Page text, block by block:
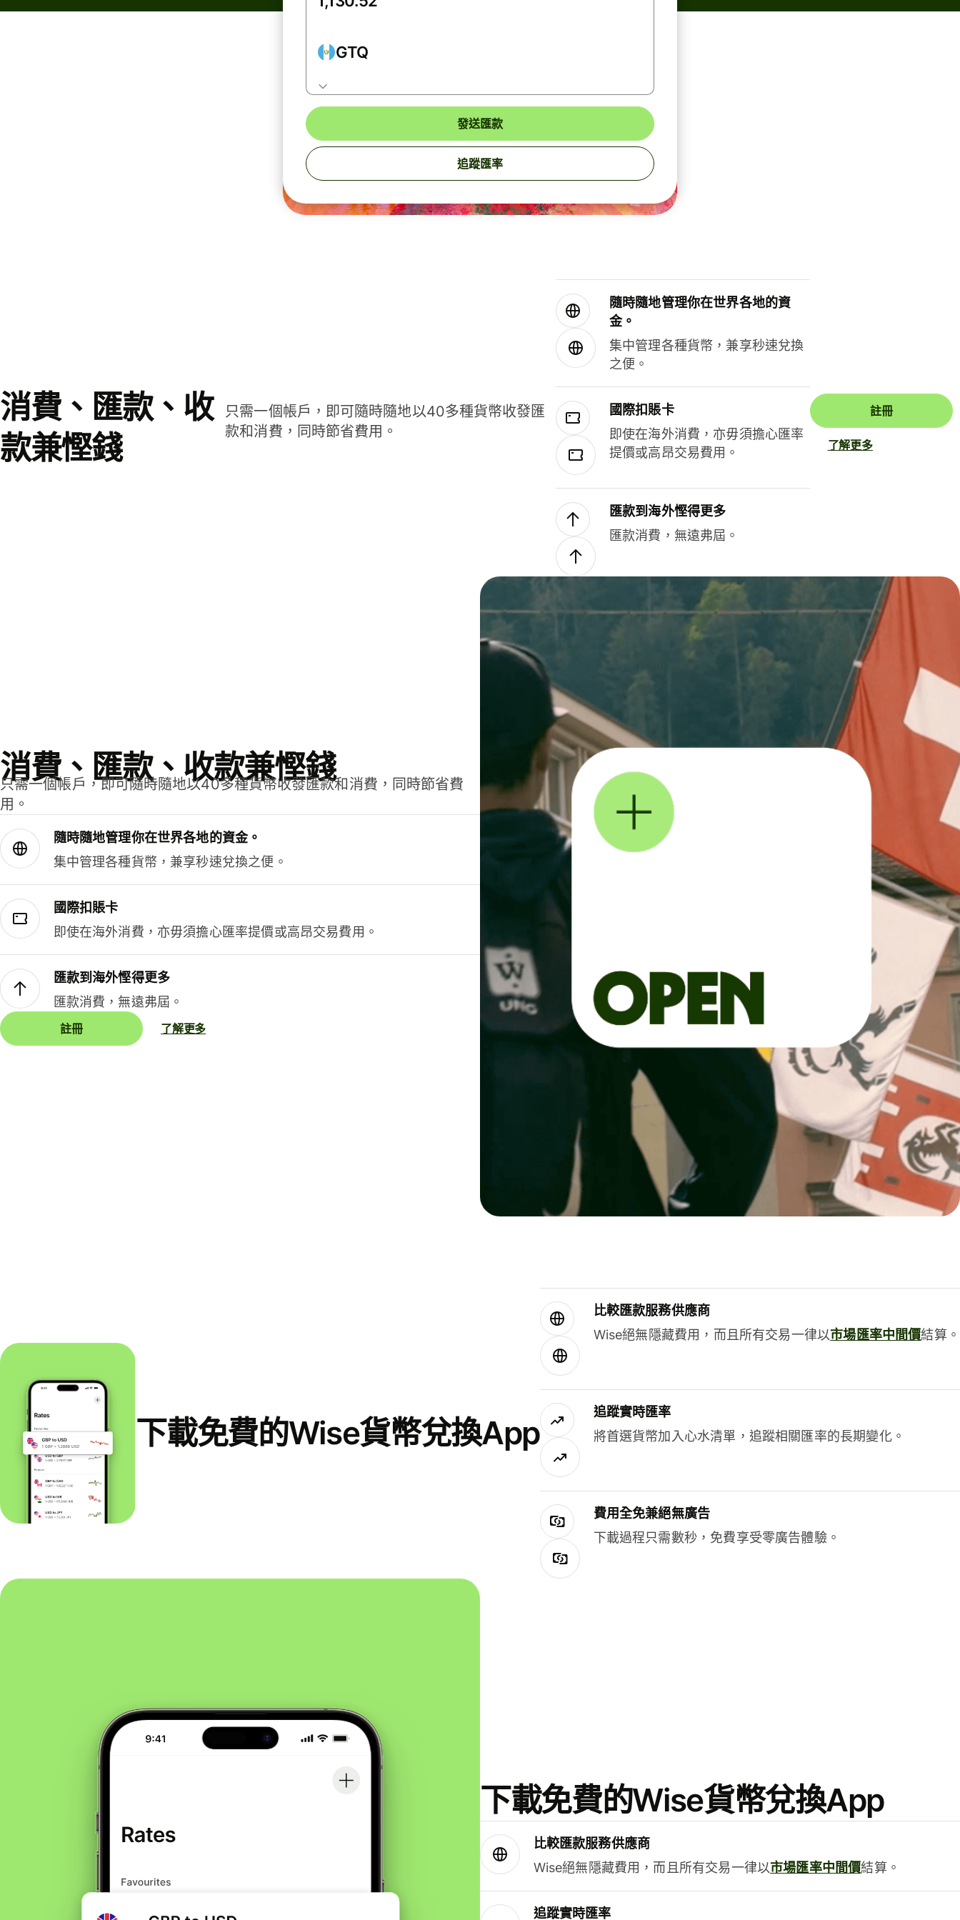
GTQ
發送匯款
追蹤匯率
消費、匯款、收
款兼慳錢
只需一個帳戶，即可隨時隨地以40多種貨幣收發匯
款和消費，同時節省費用。
隨時隨地管理你在世界各地的資
金。
集中管理各種貨幣，兼享秒速兌換
之便。
國際扣賬卡
即使在海外消費，亦毋須擔心匯率
提價或高昂交易費用。
匯款到海外慳得更多
匯款消費，無遠弗屆。
註冊
了解更多
消費、匯款、收款兼慳錢
只需一個帳戶，即可隨時隨地以40多種貨幣收發匯款和消費，同時節省費
用。
隨時隨地管理你在世界各地的資金。
集中管理各種貨幣，兼享秒速兌換之便。
國際扣賬卡
即使在海外消費，亦毋須擔心匯率提價或高昂交易費用。
匯款到海外慳得更多
匯款消費，無遠弗屆。
註冊 了解更多
下載免費的Wise貨幣兌換App
比較匯款服務供應商
Wise絕無隱藏費用，而且所有交易一律以市場匯率中間價結算。
追蹤實時匯率
將首選貨幣加入心水清單，追蹤相關匯率的長期變化。
費用全免兼絕無廣告
下載過程只需數秒，免費享受零廣告體驗。
下載免費的Wise貨幣兌換App
比較匯款服務供應商
Wise絕無隱藏費用，而且所有交易一律以市場匯率中間價結算。
追蹤實時匯率